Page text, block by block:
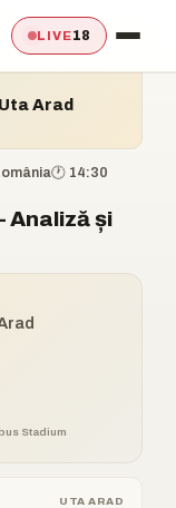
LIVE18
Uta Arad
🕐 14:30
Analiză și
Stadium
UTA ARAD